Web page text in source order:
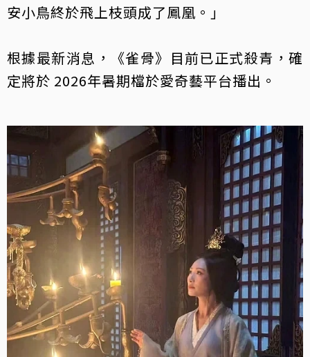
安小鳥終於飛上枝頭成了鳳凰。」
根據最新消息，《雀骨》目前已正式殺青，確
定將於 2026年暑期檔於愛奇藝平台播出。